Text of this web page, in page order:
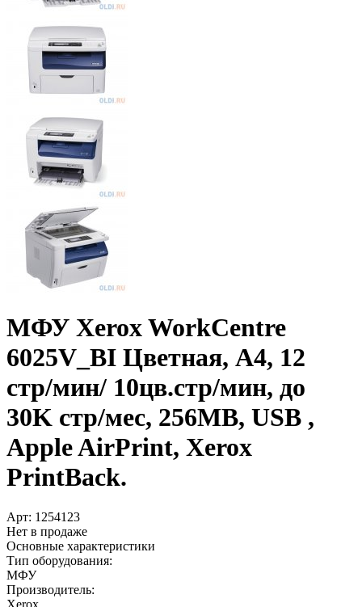
МФУ Xerox WorkCentre
6025V_BI Цветная, A4, 12
стр/­мин/­ 10цв.стр/­мин, до
30K стр/­мес, 256MB, USB ,
Apple AirPrint, Xerox
PrintBack.
Арт: 1254123
Нет в продаже
Основные характеристики
Тип оборудования:
МФУ
Производитель:
Xerox